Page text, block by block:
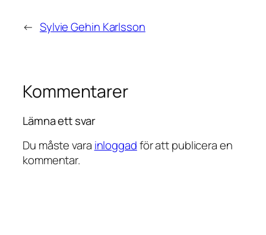
← Sylvie Gehin Karlsson
Kommentarer
Lämna ett svar
Du måste vara inloggadför att publicera en
kommentar.